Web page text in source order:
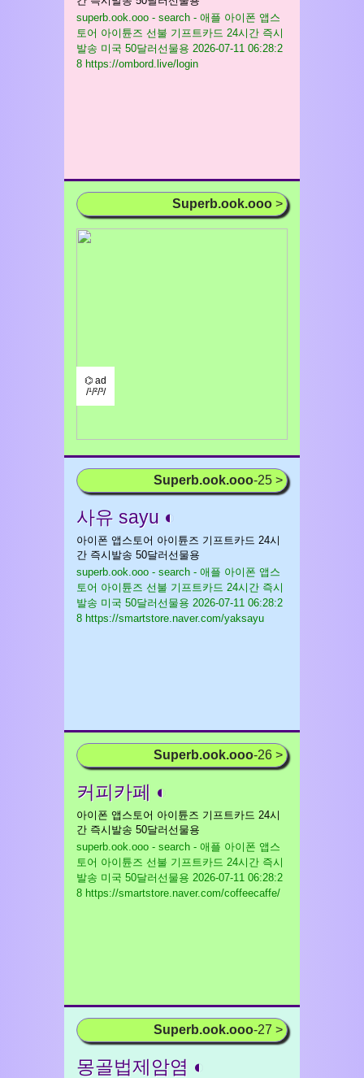
superb.ook.ooo - search - 애플 아이폰 앱스
토어 아이튠즈 선불 기프트카드 24시간 즉시
발송 미국 50달러선물용 2026-07-11 06:28:2
8 https://ombord.live/login
Superb.ook.ooo >
⌬ ad
/¹/²/³/
Superb.ook.ooo-25 >
사유 sayu ◐
아이폰 앱스토어 아이튠즈 기프트카드 24시
간 즉시발송 50달러선물용
superb.ook.ooo - search - 애플 아이폰 앱스
토어 아이튠즈 선불 기프트카드 24시간 즉시
발송 미국 50달러선물용 2026-07-11 06:28:2
8 https://smartstore.naver.com/yaksayu
Superb.ook.ooo-26 >
커피카페 ◐
아이폰 앱스토어 아이튠즈 기프트카드 24시
간 즉시발송 50달러선물용
superb.ook.ooo - search - 애플 아이폰 앱스
토어 아이튠즈 선불 기프트카드 24시간 즉시
발송 미국 50달러선물용 2026-07-11 06:28:2
8 https://smartstore.naver.com/coffeecaffe/
Superb.ook.ooo-27 >
몽골법제암염 ◐